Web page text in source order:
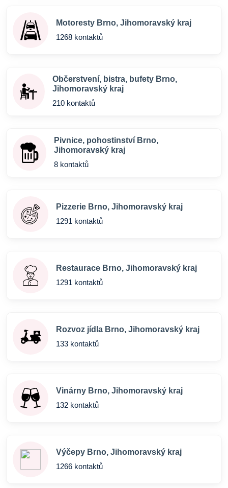
Motoresty Brno, Jihomoravský kraj
1268 kontaktů
Občerstvení, bistra, bufety Brno,
Jihomoravský kraj
210 kontaktů
Pivnice, pohostinství Brno,
Jihomoravský kraj
8 kontaktů
Pizzerie Brno, Jihomoravský kraj
1291 kontaktů
Restaurace Brno, Jihomoravský kraj
1291 kontaktů
Rozvoz jídla Brno, Jihomoravský kraj
133 kontaktů
Vinárny Brno, Jihomoravský kraj
132 kontaktů
Výčepy Brno, Jihomoravský kraj
1266 kontaktů